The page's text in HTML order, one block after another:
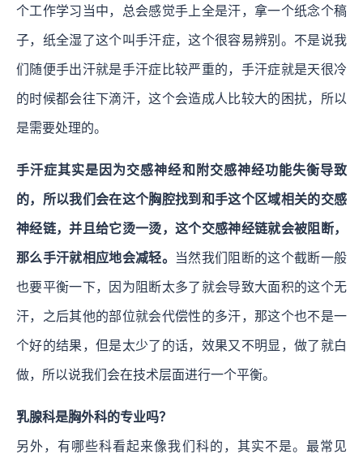
个工作学习当中，总会感觉手上全是汗，拿一个纸念个稿
子，纸全湿了这个叫手汗症，这个很容易辨别。不是说我
们随便手出汗就是手汗症比较严重的，手汗症就是天很冷
的时候都会往下滴汗，这个会造成人比较大的困扰，所以
是需要处理的。
手汗症其实是因为交感神经和附交感神经功能失衡导致
的，所以我们会在这个胸腔找到和手这个区域相关的交感
神经链，并且给它烫一烫，这个交感神经链就会被阻断，
那么手汗就相应地会减轻。 当然我们阻断的这个截断一般
也要平衡一下，因为阻断太多了就会导致大面积的这个无
汗，之后其他的部位就会代偿性的多汗，那这个也不是一
个好的结果，但是太少了的话，效果又不明显，做了就白
做，所以说我们会在技术层面进行一个平衡。
乳腺科是胸外科的专业吗？
另外，有哪些科看起来像我们科的，其实不是。最常见